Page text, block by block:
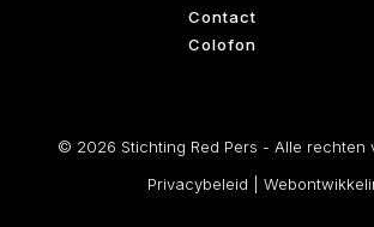
Contact
Colofon
© 2026 Stichting Red Pers - Alle rechten
Privacybeleid